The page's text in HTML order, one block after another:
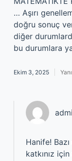
… Aşırı
doğru sonuç
diğer
bu durumlara
Ekim 3, 2025
Hanife!
katkınız için